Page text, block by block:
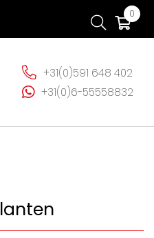
0
+31(0)591 648 402
+31(0)6-55558832